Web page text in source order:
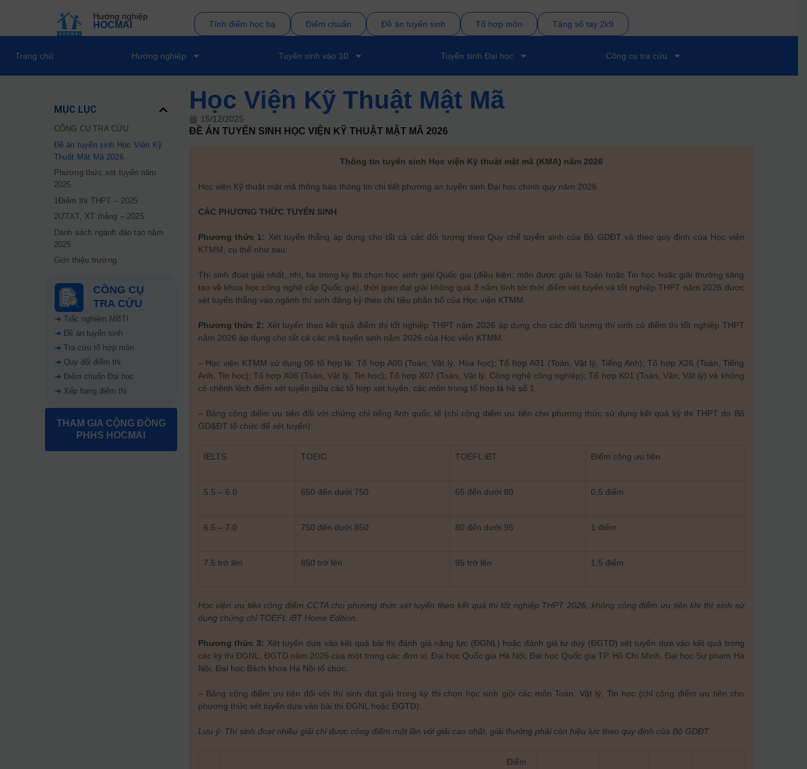
Hướng nghiệp
HOCMAI Tính điểm học bạ Điểm chuẩn Đề án tuyển sinh Tổ hợp môn Tặng sổ tay 2k9
Trang chủ Hướng nghiệp Tuyển sinh vào 10 Tuyển sinh Đại học Công cụ tra cứu
MỤC LỤC
CÔNG CỤ TRA CỨU
Đề án tuyển sinh Học Viện Kỹ
Thuật Mật Mã 2026
Phương thức xét tuyển năm
2025
1Điểm thi THPT – 2025
2ƯTXT, XT thẳng – 2025
Danh sách ngành đào tạo năm
2025
Giới thiệu trường
CÔNG CỤ
TRA CỨU
➜ Trắc nghiệm MBTI
➜ Đề án tuyển sinh
➜ Tra cứu tổ hợp môn
➜ Quy đổi điểm thi
➜ Điểm chuẩn Đại học
➜ Xếp hạng điểm thi
THAM GIA CỘNG ĐỒNG
PHHS HOCMAI
Học Viện Kỹ Thuật Mật Mã
15/12/2025
ĐỀ ÁN TUYỂN SINH HỌC VIỆN KỸ THUẬT MẬT MÃ 2026
Thông tin tuyển sinh Học viện Kỹ thuật mật mã (KMA) năm 2026
Học viện Kỹ thuật mật mã thông báo thông tin chi tiết phương án tuyển sinh Đại học chính quy năm 2026
CÁC PHƯƠNG THỨC TUYỂN SINH
Phương thức 1: Xét tuyển thẳng áp dụng cho tất cả các đối tượng theo Quy chế tuyển sinh của Bộ GDĐT và theo quy định của Học viện
KTMM, cụ thể như sau:
Thí sinh đoạt giải nhất, nhì, ba trong kỳ thi chọn học sinh giỏi Quốc gia (điều kiện: môn được giải là Toán hoặc Tin học hoặc giải thưởng sáng
tạo về khoa học công nghệ cấp Quốc gia), thời gian đạt giải không quá 3 năm tính tới thời điểm xét tuyển và tốt nghiệp THPT năm 2026 được
xét tuyển thẳng vào ngành thí sinh đăng ký theo chỉ tiêu phân bổ của Học viện KTMM.
Phương thức 2: Xét tuyển theo kết quả điểm thi tốt nghiệp THPT năm 2026 áp dụng cho các đối tượng thí sinh có điểm thi tốt nghiệp THPT
năm 2026 áp dụng cho tất cả các mã tuyển sinh năm 2026 của Học viện KTMM.
– Học viện KTMM sử dụng 06 tổ hợp là: Tổ hợp A00 (Toán, Vật lý, Hóa học); Tổ hợp A01 (Toán, Vật lý, Tiếng Anh); Tổ hợp X26 (Toán, Tiếng
Anh, Tin học); Tổ hợp X06 (Toán, Vật lý, Tin học); Tổ hợp X07 (Toán, Vật lý, Công nghệ công nghiệp); Tổ hợp K01 (Toán, Văn, Vật lý) và không
có chênh lệch điểm xét tuyển giữa các tổ hợp xét tuyển, các môn trong tổ hợp là hệ số 1.
– Bảng cộng điểm ưu tiên đối với chứng chỉ tiếng Anh quốc tế (chỉ cộng điểm ưu tiên cho phương thức sử dụng kết quả kỳ thi THPT do Bộ
GD&ĐT tổ chức để xét tuyển):
IELTS TOEIC TOEFL iBT Điểm cộng ưu tiên
5.5 – 6.0 650 đến dưới 750 65 đến dưới 80 0,5 điểm
6.5 – 7.0 750 đến dưới 850 80 đến dưới 95 1 điểm
7.5 trở lên 850 trở lên 95 trở lên 1,5 điểm
Học viện ưu tiên cộng điểm CCTA cho phương thức xét tuyển theo kết quả thi tốt nghiệp THPT 2026, không cộng điểm ưu tiên khi thí sinh sử
dụng chứng chỉ TOEFL iBT Home Edition.
Phương thức 3: Xét tuyển dựa vào kết quả bài thi đánh giá năng lực (ĐGNL) hoặc đánh giá tư duy (ĐGTD) xét tuyển dựa vào kết quả trong
các kỳ thi ĐGNL, ĐGTD năm 2026 của một trong các đơn vị: Đại học Quốc gia Hà Nội, Đại học Quốc gia TP. Hồ Chí Minh, Đại học Sư phạm Hà
Nội, Đại học Bách khoa Hà Nội tổ chức.
– Bảng cộng điểm ưu tiên đối với thí sinh đạt giải trong kỳ thi chọn học sinh giỏi các môn Toán, Vật lý, Tin học (chỉ cộng điểm ưu tiên cho
phương thức xét tuyển dựa vào bài thi ĐGNL hoặc ĐGTD):
Lưu ý: Thí sinh đoạt nhiều giải chỉ được cộng điểm một lần với giải cao nhất, giải thưởng phải còn hiệu lực theo quy định của Bộ GDĐT.
Điểm